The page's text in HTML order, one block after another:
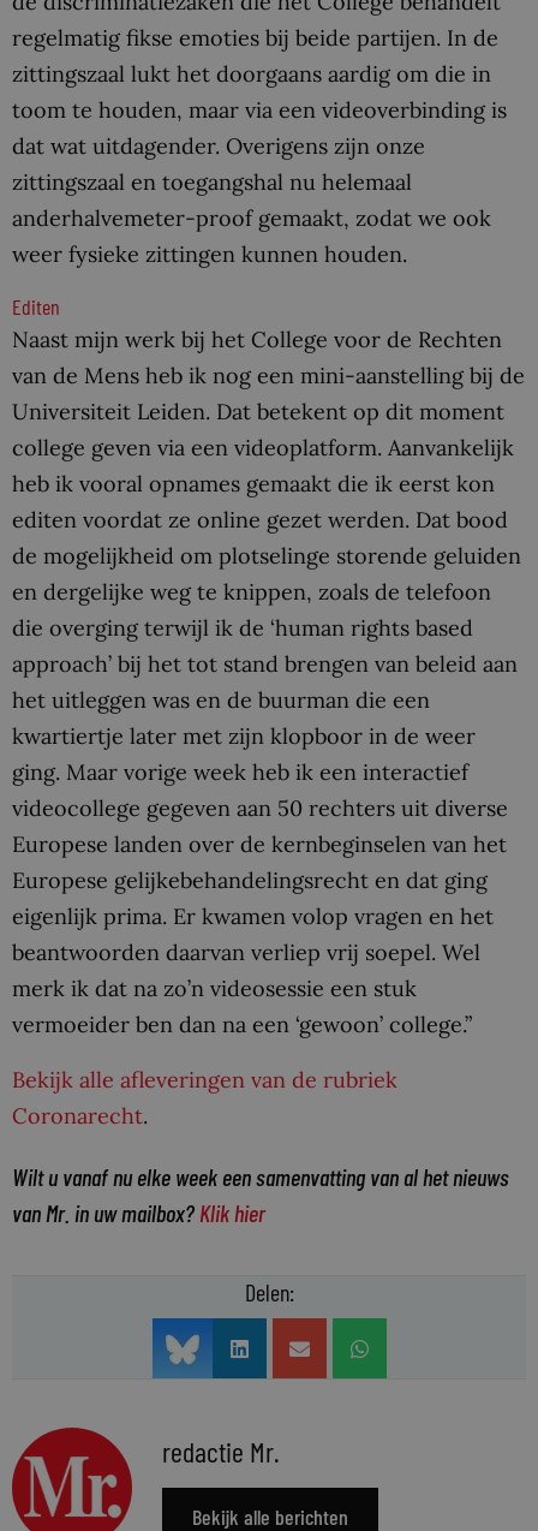
regelmatig fikse emoties bij beide partijen. In de
zittingszaal lukt het doorgaans aardig om die in
toom te houden, maar via een videoverbinding is
dat wat uitdagender. Overigens zijn onze
zittingszaal en toegangshal nu helemaal
anderhalvemeter-proof gemaakt, zodat we ook
weer fysieke zittingen kunnen houden.
Editen
Naast mijn werk bij het College voor de Rechten
van de Mens heb ik nog een mini-aanstelling bij de
Universiteit Leiden. Dat betekent op dit moment
college geven via een videoplatform. Aanvankelijk
heb ik vooral opnames gemaakt die ik eerst kon
editen voordat ze online gezet werden. Dat bood
de mogelijkheid om plotselinge storende geluiden
en dergelijke weg te knippen, zoals de telefoon
die overging terwijl ik de ‘human rights based
approach’ bij het tot stand brengen van beleid aan
het uitleggen was en de buurman die een
kwartiertje later met zijn klopboor in de weer
ging. Maar vorige week heb ik een interactief
videocollege gegeven aan 50 rechters uit diverse
Europese landen over de kernbeginselen van het
Europese gelijkebehandelingsrecht en dat ging
eigenlijk prima. Er kwamen volop vragen en het
beantwoorden daarvan verliep vrij soepel. Wel
merk ik dat na zo’n videosessie een stuk
vermoeider ben dan na een ‘gewoon’ college.”
Bekijk alle afleveringen van de rubriek
Coronarecht.
Wilt u vanaf nu elke week een samenvatting van al het nieuws
van Mr. in uw mailbox? Klik hier
Delen:
redactie Mr.
Bekijk alle berichten